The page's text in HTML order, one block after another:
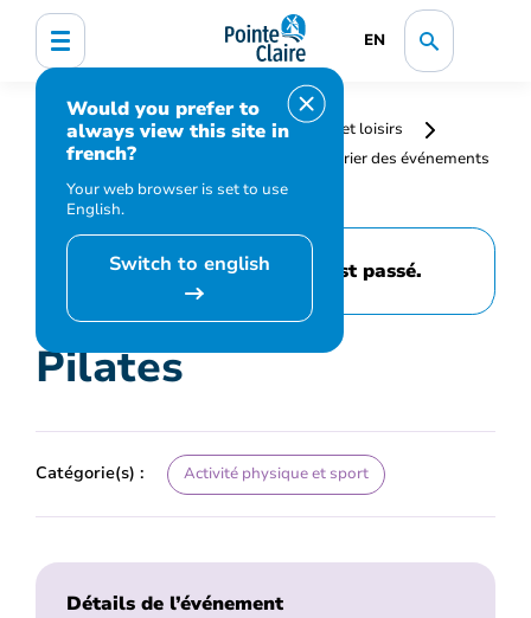
EN
Would you prefer to
always view this site in
french?
Your web browser is set to use
English.
Switch to english
Accueil
Bibliothèque, culture, sports et loisirs
Programmation et inscription
Calendrier des événements
et activités
Pilates
Cet événement est passé.
Pilates
Catégorie(s) : Activité physique et sport
Détails de l’événement